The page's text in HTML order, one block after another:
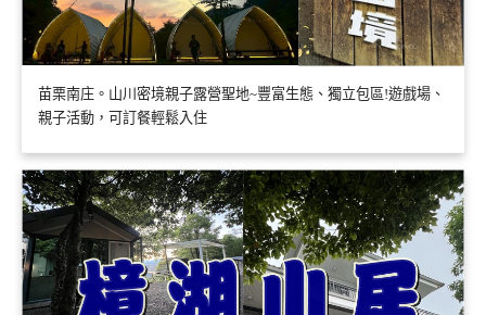
苗栗南庄。山川密境親子露營聖地~豐富生態、獨立包區!遊戲場、
親子活動，可訂餐輕鬆入住